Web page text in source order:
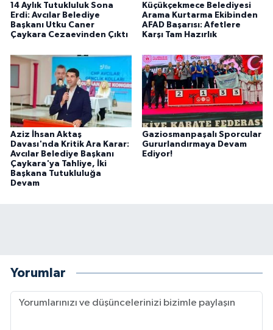
14 Aylık Tutukluluk Sona
Erdi: Avcılar Belediye
Başkanı Utku Caner
Çaykara Cezaevinden Çıktı
Küçükçekmece Belediyesi
Arama Kurtarma Ekibinden
AFAD Başarısı: Afetlere
Karşı Tam Hazırlık
Aziz İhsan Aktaş
Davası'nda Kritik Ara Karar:
Avcılar Belediye Başkanı
Çaykara'ya Tahliye, İki
Başkana Tutukluluğa
Devam
Gaziosmanpaşalı Sporcular
Gururlandırmaya Devam
Ediyor!
Yorumlar